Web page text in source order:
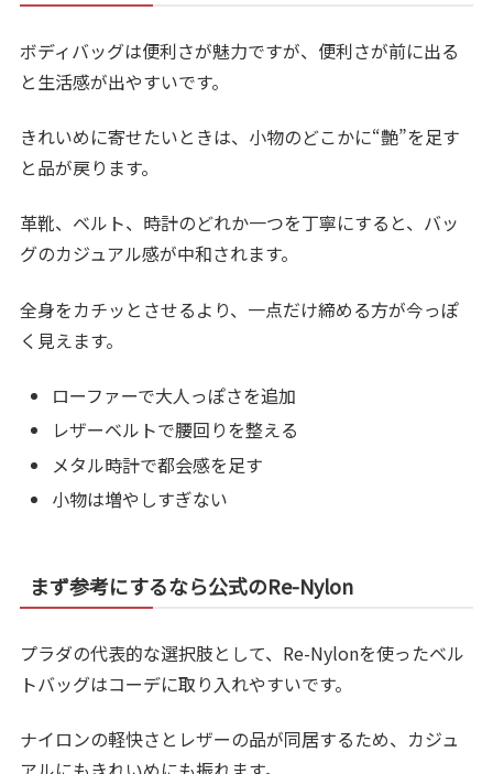
ボディバッグは便利さが魅力ですが、便利さが前に出る
と生活感が出やすいです。
きれいめに寄せたいときは、小物のどこかに“艶”を足す
と品が戻ります。
革靴、ベルト、時計のどれか一つを丁寧にすると、バッ
グのカジュアル感が中和されます。
全身をカチッとさせるより、一点だけ締める方が今っぽ
く見えます。
ローファーで大人っぽさを追加
レザーベルトで腰回りを整える
メタル時計で都会感を足す
小物は増やしすぎない
まず参考にするなら公式のRe-Nylon
プラダの代表的な選択肢として、Re-Nylonを使ったベル
トバッグはコーデに取り入れやすいです。
ナイロンの軽快さとレザーの品が同居するため、カジュ